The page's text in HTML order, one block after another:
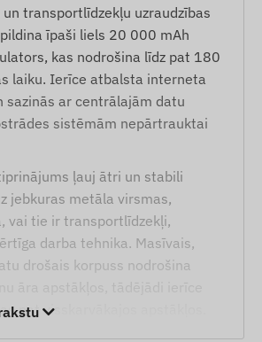
transportlīdzekļu uzraudzības
īpaši liels 20 000 mAh
kas nodrošina līdz pat 180
laiku. Ierīce atbalsta interneta
sazinās ar centrālajām datu
sistēmām nepārtrauktai
ļauj ātri un stabili
jebkuras metāla virsmas,
vai tie ir transportlīdzekļi,
darba tehnika. Masīvais,
drošais korpuss nodrošina
pat visskarvākajos apstākļos.